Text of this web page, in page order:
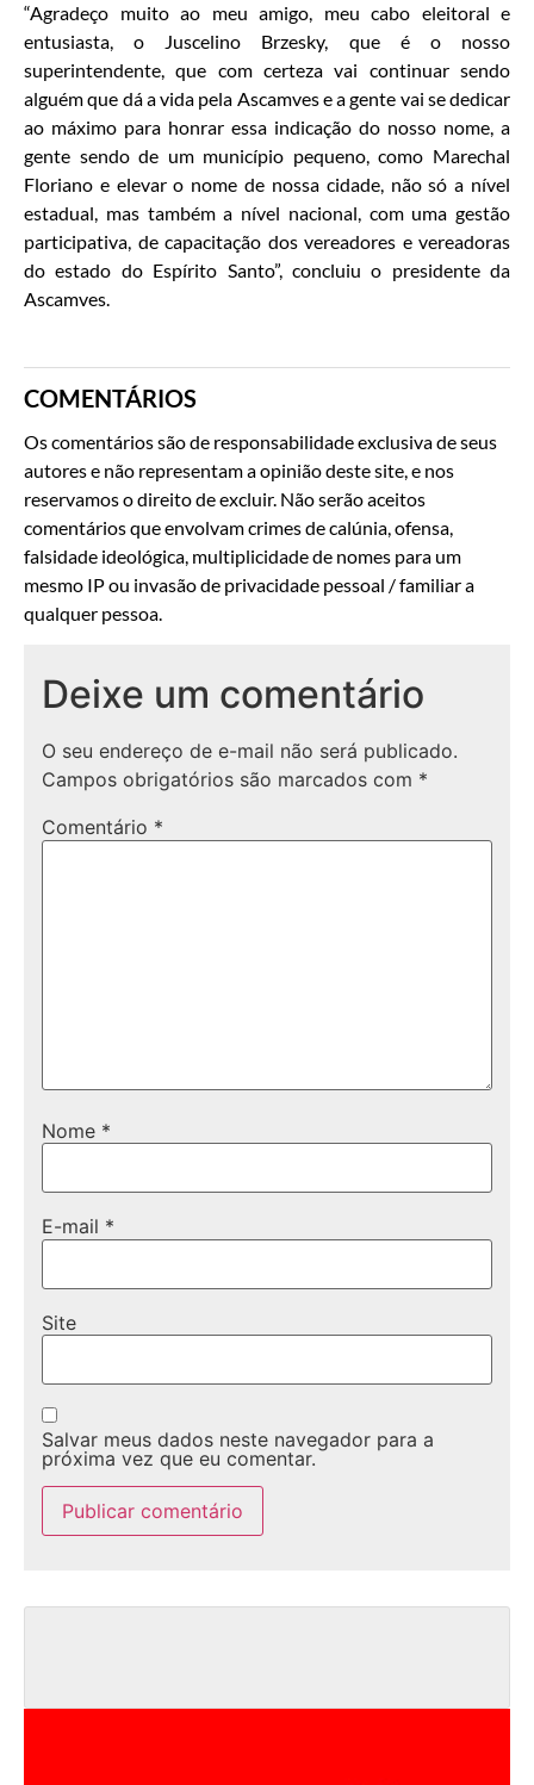
“Agradeço muito ao meu amigo, meu cabo eleitoral e
entusiasta, o Juscelino Brzesky, que é o nosso
superintendente, que com certeza vai continuar sendo
alguém que dá a vida pela Ascamves e a gente vai se dedicar
ao máximo para honrar essa indicação do nosso nome, a
gente sendo de um município pequeno, como Marechal
Floriano e elevar o nome de nossa cidade, não só a nível
estadual, mas também a nível nacional, com uma gestão
participativa, de capacitação dos vereadores e vereadoras
do estado do Espírito Santo”, concluiu o presidente da
Ascamves.
COMENTÁRIOS
Os comentários são de responsabilidade exclusiva de seus
autores e não representam a opinião deste site, e nos
reservamos o direito de excluir. Não serão aceitos
comentários que envolvam crimes de calúnia, ofensa,
falsidade ideológica, multiplicidade de nomes para um
mesmo IP ou invasão de privacidade pessoal / familiar a
qualquer pessoa.
Deixe um comentário
O seu endereço de e-mail não será publicado.
Campos obrigatórios são marcados com *
Comentário *
Nome *
E-mail *
Site
Salvar meus dados neste navegador para a
próxima vez que eu comentar.